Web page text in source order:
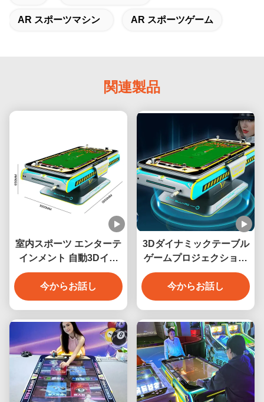
AR スポーツマシン AR スポーツゲーム
関連製品
室内スポーツ エンターテ
インメント 自動3Dイン
タラクティブプロジェク
ション ビリヤード ゲーム
マシン 6 ゲーム メタル構
今からお話し
3Dダイナミックテーブル
ゲームプロジェクション
スヌーカーインタラクシ
ョン3Dデジタルビリヤー
ドゲームマシン
今からお話し